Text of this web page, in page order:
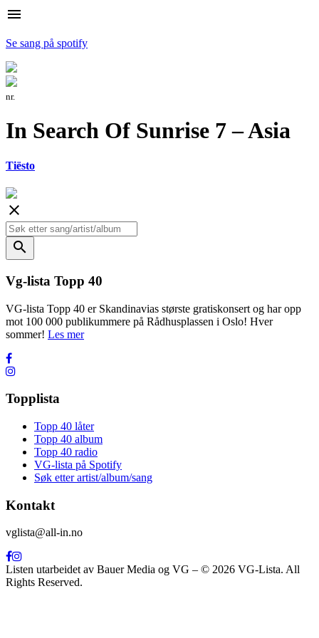
menu
Se sang på spotify
nr.
In Search Of Sunrise 7 – Asia
Tiësto
close
search
Vg-lista Topp 40
VG-lista Topp 40 er Skandinavias største gratiskonsert og har opp
mot 100 000 publikummere på Rådhusplassen i Oslo! Hver
sommer! Les mer
Topplista
Topp 40 låter
Topp 40 album
Topp 40 radio
VG-lista på Spotify
Søk etter artist/album/sang
Kontakt
vglista@all-in.no
Listen utarbeidet av Bauer Media og VG – © 2026 VG-Lista. All
Rights Reserved.